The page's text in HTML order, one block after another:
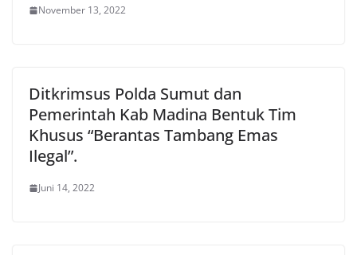
November 13, 2022
Ditkrimsus Polda Sumut dan
Pemerintah Kab Madina Bentuk Tim
Khusus “Berantas Tambang Emas
Ilegal”.
Juni 14, 2022